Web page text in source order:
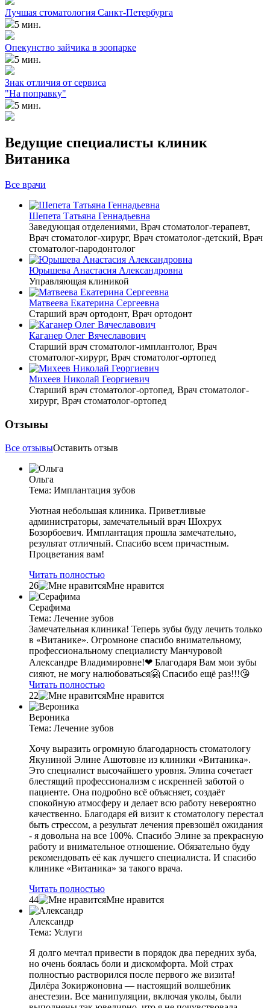
Лучшая стоматология Санкт-Петербурга
5 мин.
Опекунство зайчика в зоопарке
5 мин.
Знак отличия от сервиса
"На поправку"
5 мин.
Ведущие специалисты клиник
Витаника
Все врачи
Шепета Татьяна Геннадьевна
Заведующая отделениями, Врач стоматолог-терапевт,
Врач стоматолог-хирург, Врач стоматолог-детский, Врач
стоматолог-пародонтолог
Юрышева Анастасия Александровна
Управляющая клиникой
Матвеева Екатерина Сергеевна
Старший врач ортодонт, Врач ортодонт
Каганер Олег Вячеславович
Старший врач стоматолог-имплантолог, Врач
стоматолог-хирург, Врач стоматолог-ортопед
Михеев Николай Георгиевич
Старший врач стоматолог-ортопед, Врач стоматолог-
хирург, Врач стоматолог-ортопед
Отзывы
Все отзывыОставить отзыв
Ольга
Тема: Имплантация зубов
Уютная небольшая клиника. Приветливые
администраторы, замечательный врач Шохрух
Бозорбоевич. Имплантация прошла замечательно,
результат отличный. Спасибо всем причастным.
Процветания вам!
Читать полностью
26
Мне нравится
Серафима
Тема: Лечение зубов
Замечательная клиника! Теперь зубы буду лечить только
в «Витанике». Огромноне спасибо внимательному,
профессиональному специалисту Манчуровой
Александре Владимировне!❤ Благодаря Вам мои зубы
сияют, не могу налюбоваться🤗 Спасибо ещё раз!!!😘
Читать полностью
22
Мне нравится
Вероника
Тема: Лечение зубов
Хочу выразить огромную благодарность стоматологу
Якуниной Элине Ашотовне из клиники «Витаника».
Это специалист высочайшего уровня. Элина сочетает
блестящий профессионализм с искренней заботой о
пациенте. Она подробно всё объясняет, создаёт
спокойную атмосферу и делает всю работу невероятно
качественно. Благодаря ей визит к стоматологу перестал
быть стрессом, а результат лечения превзошёл ожидания
- я довольна на все 100%. Спасибо Элине за прекрасную
работу и внимательное отношение. Обязательно буду
рекомендовать её как лучшего специалиста. И спасибо
клинике «Витаника» за такого врача.
Читать полностью
44
Мне нравится
Александр
Тема: Услуги
Я долго мечтал привести в порядок два передних зуба,
но очень боялась боли и дискомфорта. Мой страх
полностью растворился после первого же визита!
Дилёра Зокиржоновна — настоящий волшебник
анестезии. Все манипуляции, включая уколы, были